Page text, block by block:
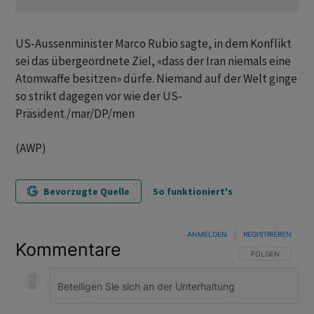
US-Aussenminister Marco Rubio sagte, in dem Konflikt
sei das übergeordnete Ziel, «dass der Iran niemals eine
Atomwaffe besitzen» dürfe. Niemand auf der Welt ginge
so strikt dagegen vor wie der US-
Präsident./mar/DP/men
(AWP)
Bevorzugte Quelle So funktioniert's
Kommentare FOLGE DIESER
FOLGEN
ANMELDEN REGISTRIEREN